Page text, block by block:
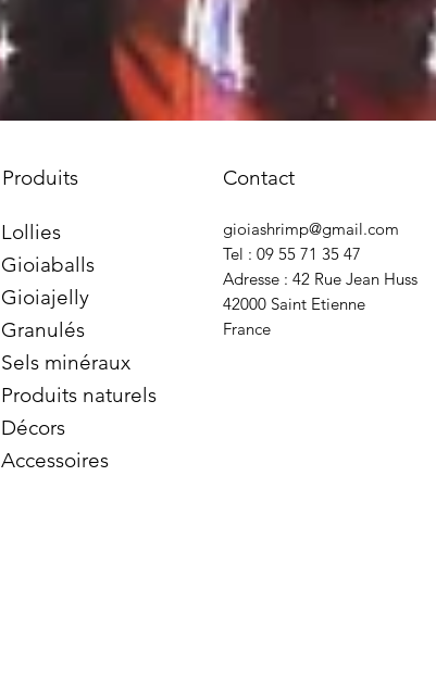
Produits
Lollies
Gioiaballs
Gioiajelly
Granulés
Sels minéraux
Produits naturels
Décors
Accessoires
gioiashrimp@gmail.com
Tel : 09 55 71 35 47
Adresse : 42 Rue Jean Huss
42000 Saint Etienne
France
Contact